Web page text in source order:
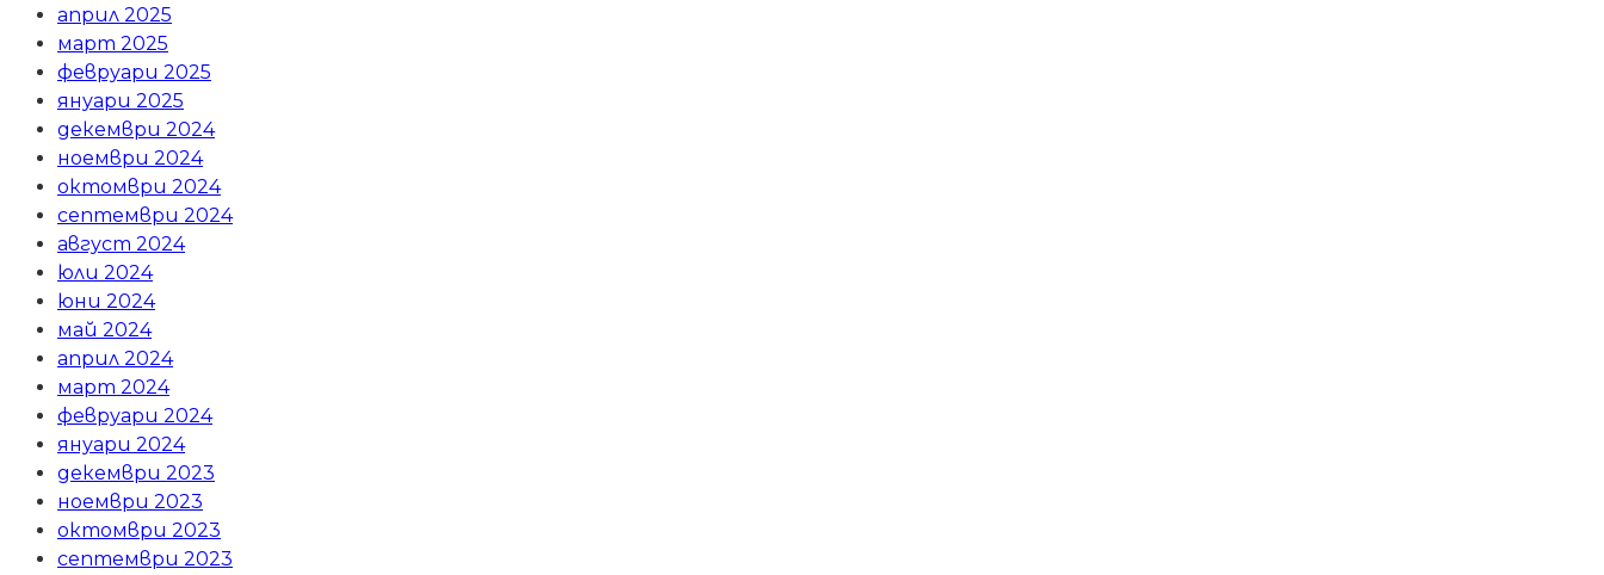
април 2025
март 2025
февруари 2025
януари 2025
декември 2024
ноември 2024
октомври 2024
септември 2024
август 2024
юли 2024
юни 2024
май 2024
април 2024
март 2024
февруари 2024
януари 2024
декември 2023
ноември 2023
октомври 2023
септември 2023